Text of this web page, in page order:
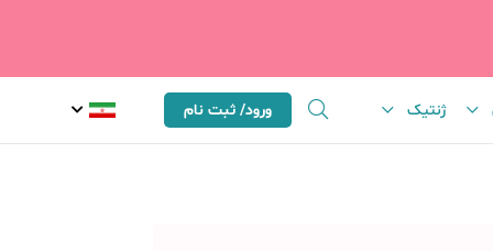
ژنتیک ورود/ ثبت نام